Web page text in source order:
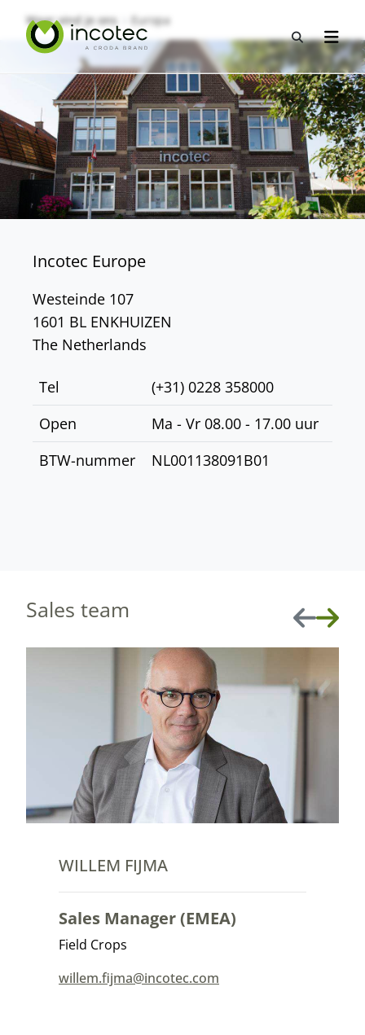
over
hoofdpagina
over
Open
Open
Waar vind je ons Europa
Incotec Europe
Westeinde 107
1601 BL ENKHUIZEN
The Netherlands
Tel
(+31) 0228 358000
Open
Ma - Vr 08.00 - 17.00 uur
BTW-nummer
NL001138091B01
Sales team
Vorige
WILLEM FIJMA
Sales Manager (EMEA)
Field Crops
willem.fijma@incotec.com